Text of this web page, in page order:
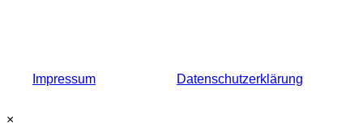
Impressum Datenschutzerklärung
×